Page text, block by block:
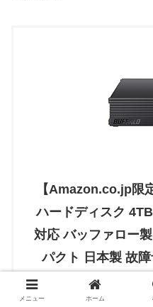
【Amazon.co.jp限
ハードディスク
対応 バッファロー
パクト 日本製 故
メニュー ホーム